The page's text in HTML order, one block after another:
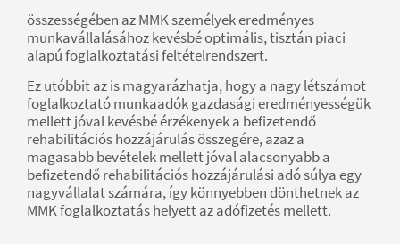
összességében az MMK személyek eredményes
munkavállalásához kevésbé optimális, tisztán piaci
alapú foglalkoztatási feltételrendszert.
Ez utóbbit az is magyarázhatja, hogy a nagy létszámot
foglalkoztató munkaadók gazdasági eredményességük
mellett jóval kevésbé érzékenyek a befizetendő
rehabilitációs hozzájárulás összegére, azaz a
magasabb bevételek mellett jóval alacsonyabb a
befizetendő rehabilitációs hozzájárulási adó súlya egy
nagyvállalat számára, így könnyebben dönthetnek az
MMK foglalkoztatás helyett az adófizetés mellett.